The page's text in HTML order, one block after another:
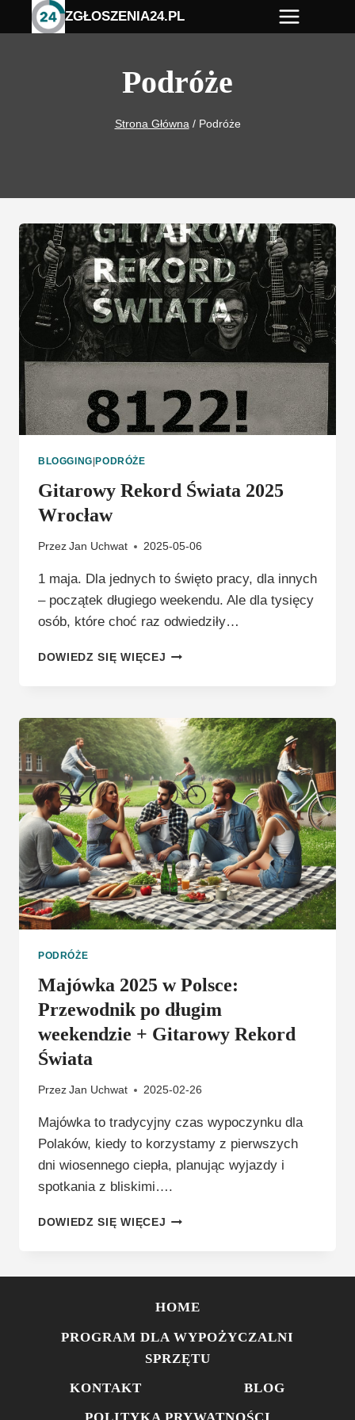
Przejdź
do
ZGŁOSZENIA24.PL
Podróże
Strona Główna / Podróże
BLOGGING|PODRÓŻE
Gitarowy Rekord Świata 2025
Wrocław
Przez Jan Uchwat 2025-05-06
1 maja. Dla jednych to święto pracy, dla innych
– początek długiego weekendu. Ale dla tysięcy
osób, które choć raz odwiedziły…
DOWIEDZ SIĘ WIĘCEJ GITAROWY
WROCŁAW
PODRÓŻE
Majówka 2025 w Polsce:
Przewodnik po długim
weekendzie + Gitarowy Rekord
Świata
Przez Jan Uchwat 2025-02-26
Majówka to tradycyjny czas wypoczynku dla
Polaków, kiedy to korzystamy z pierwszych
dni wiosennego ciepła, planując wyjazdy i
spotkania z bliskimi….
DOWIEDZ SIĘ WIĘCEJ MAJÓWKA
PO
WEEKENDZIE
+
GITAROWY
HOME
PROGRAM DLA WYPOŻYCZALNI
SPRZĘTU
KONTAKT
BLOG